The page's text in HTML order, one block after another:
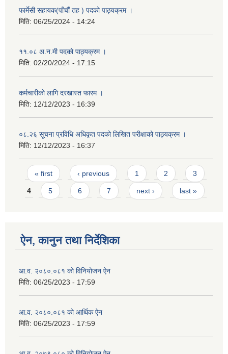
फार्मेसी सहायक(पाँचौं तह ) पदको पाठ्यक्रम ।
मिति: 06/25/2024 - 14:24
११.०८ अ.न.मी पदको पाठ्यक्रम ।
मिति: 02/20/2024 - 17:15
कर्मचारीको लागि दरखास्त फारम ।
मिति: 12/12/2023 - 16:39
०८.२६ सूचना प्रविधि अधिकृत पदको लिखित परीक्षाको पाठ्यक्रम ।
मिति: 12/12/2023 - 16:37
Pages
« first ‹ previous 1 2 3
4 5 6 7 next › last »
ऐन, कानुन तथा निर्देशिका
आ.व. २०८०.०८१ को विनियोजन ऐन
मिति: 06/25/2023 - 17:59
आ.व. २०८०.०८१ को आर्थिक ऐन
मिति: 06/25/2023 - 17:59